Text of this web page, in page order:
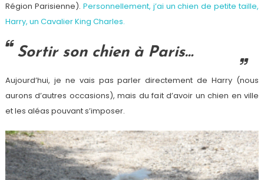
Région Parisienne). Personnellement, j’ai un chien de petite taille,
Harry, un Cavalier King Charles.
Sortir son chien à Paris…
Aujourd’hui, je ne vais pas parler directement de Harry (nous
aurons d’autres occasions), mais du fait d’avoir un chien en ville
et les aléas pouvant s’imposer.